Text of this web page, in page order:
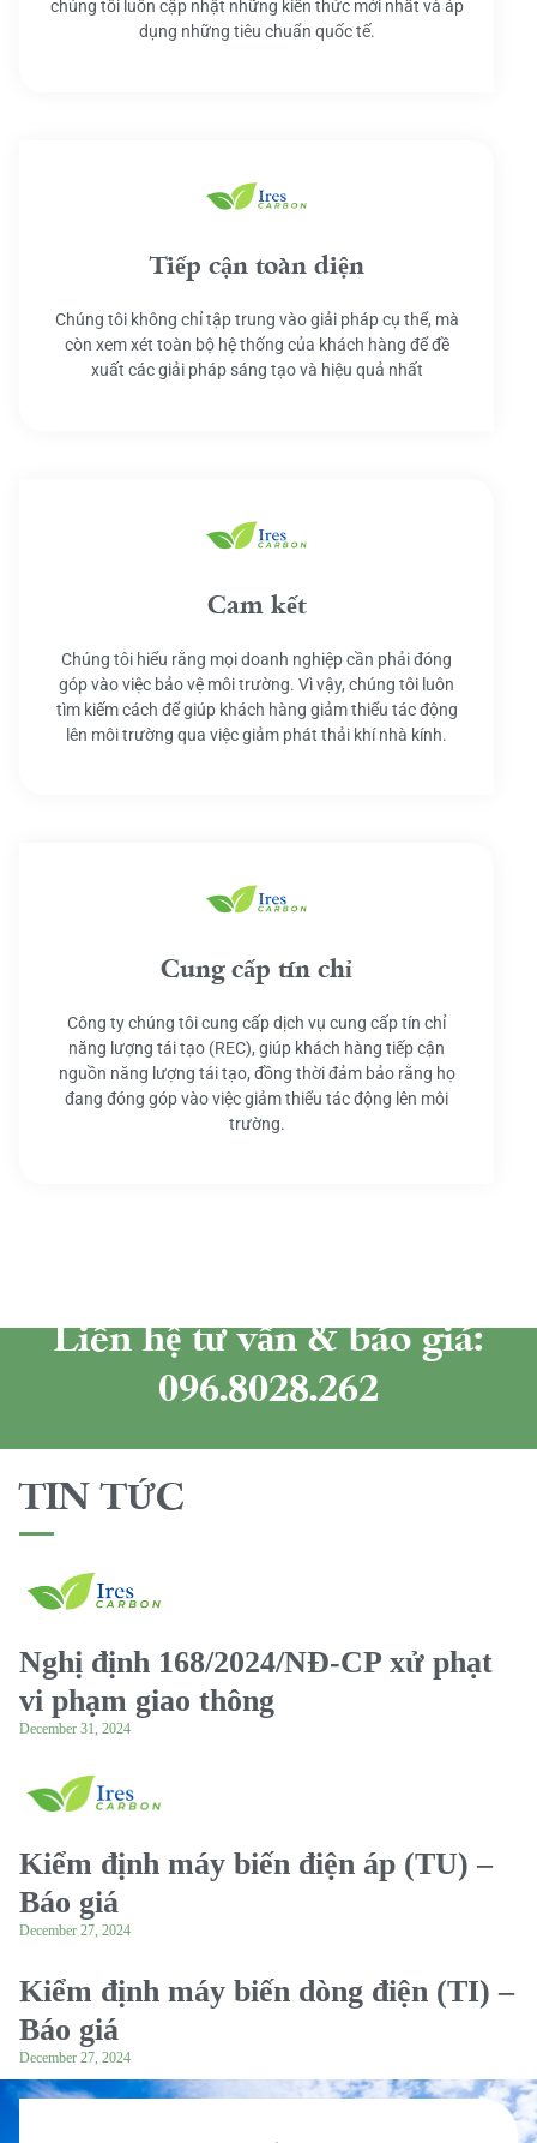
chúng tôi luôn cập nhật những kiến thức mới nhất và áp
dụng những tiêu chuẩn quốc tế.
Tiếp cận toàn diện
Chúng tôi không chỉ tập trung vào giải pháp cụ thể, mà
còn xem xét toàn bộ hệ thống của khách hàng để đề
xuất các giải pháp sáng tạo và hiệu quả nhất
Cam kết
Chúng tôi hiểu rằng mọi doanh nghiệp cần phải đóng
góp vào việc bảo vệ môi trường. Vì vậy, chúng tôi luôn
tìm kiếm cách để giúp khách hàng giảm thiểu tác động
lên môi trường qua việc giảm phát thải khí nhà kính.
Cung cấp tín chỉ
Công ty chúng tôi cung cấp dịch vụ cung cấp tín chỉ
năng lượng tái tạo (REC), giúp khách hàng tiếp cận
nguồn năng lượng tái tạo, đồng thời đảm bảo rằng họ
đang đóng góp vào việc giảm thiểu tác động lên môi
trường.
Liên hệ tư vấn & báo giá:
096.8028.262
TIN TỨC
Nghị định 168/2024/NĐ-CP xử phạt
vi phạm giao thông
December 31, 2024
Kiểm định máy biến điện áp (TU) –
Báo giá
December 27, 2024
Kiểm định máy biến dòng điện (TI) –
Báo giá
December 27, 2024